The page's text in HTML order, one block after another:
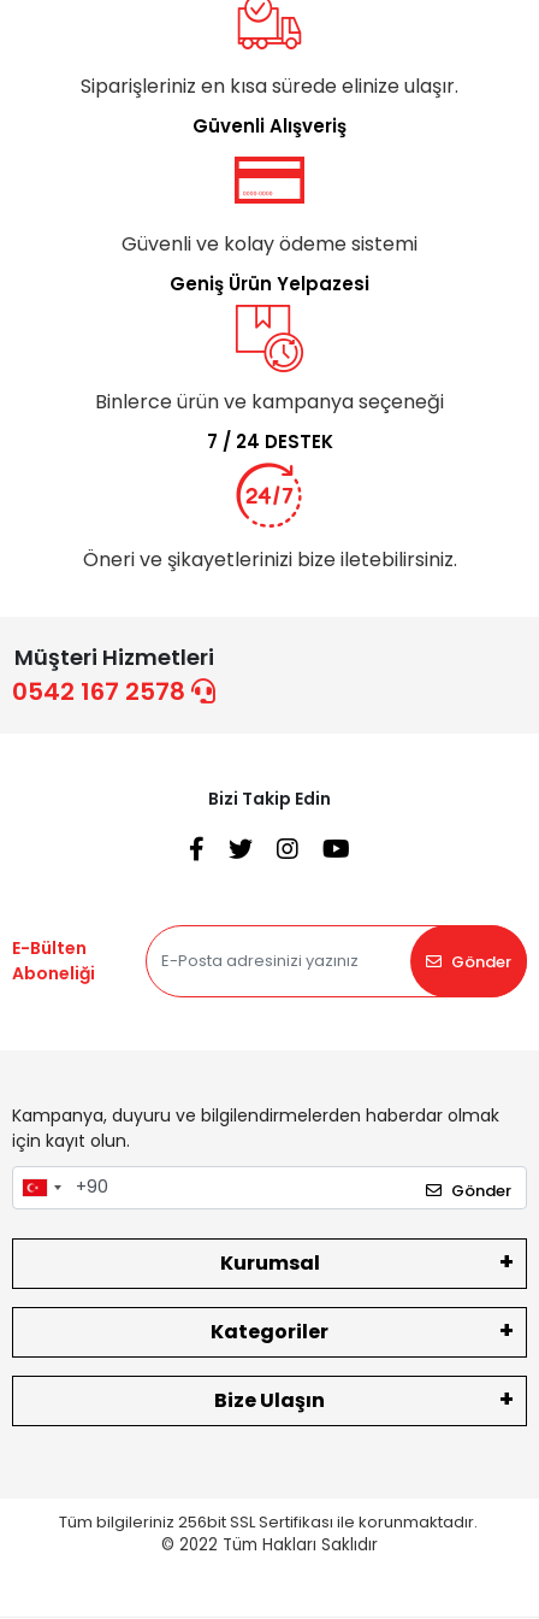
Siparişleriniz en kısa sürede elinize ulaşır.
Güvenli Alışveriş
Güvenli ve kolay ödeme sistemi
Geniş Ürün Yelpazesi
Binlerce ürün ve kampanya seçeneği
7 / 24 DESTEK
Öneri ve şikayetlerinizi bize iletebilirsiniz.
Müşteri Hizmetleri
0542 167 2578
Bizi Takip Edin
E-Bülten
Aboneliği
Gönder
Kampanya, duyuru ve bilgilendirmelerden haberdar olmak
için kayıt olun.
Gönder
Kurumsal
Kategoriler
Bize Ulaşın
Tüm bilgileriniz 256bit SSL Sertifikası ile korunmaktadır.
© 2022 Tüm Hakları Saklıdır